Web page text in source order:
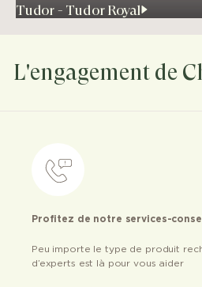
Tudor - Tudor Royal
L'engagement de
Profitez de notre services-
Peu importe le type de produit
d’experts est là pour vous aider